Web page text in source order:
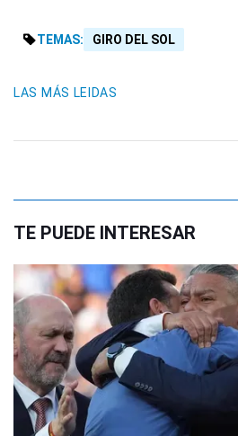
TEMAS: GIRO DEL SOL
LAS MÁS LEIDAS
TE PUEDE INTERESAR